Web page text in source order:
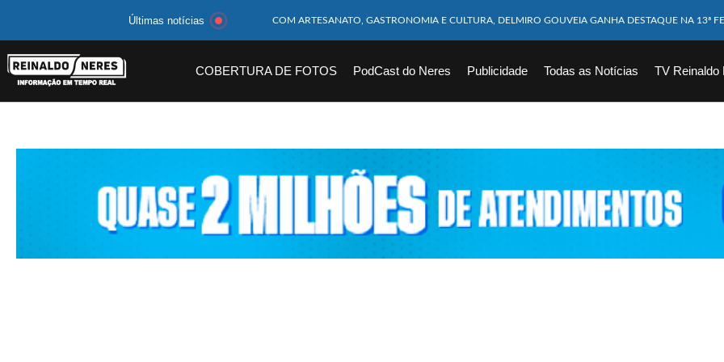
Últimas notícias
HOMEM CAI DE CACHOEIRA DE 40 METROS AO TENTAR FAZER FOTO
CORPO DE JOVEM DESAPARECIDO É ENCONTRADO EM BARRAGEM NO INTERIOR DE ALAGOAS
COBERTURA DE FOTOS PodCast do Neres Publicidade Todas as Notícias TV Reinaldo